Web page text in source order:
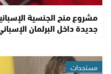
مشروع منح الجنسية
جديدة داخل البرلمان
مستجدات